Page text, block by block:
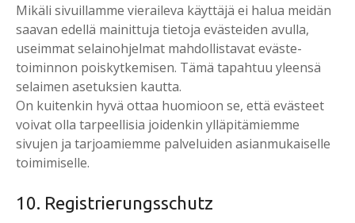
Mikäli sivuillamme vieraileva käyttäjä ei halua meidän
saavan edellä mainittuja tietoja evästeiden avulla,
useimmat selainohjelmat mahdollistavat eväste-
toiminnon poiskytkemisen. Tämä tapahtuu yleensä
selaimen asetuksien kautta.
On kuitenkin hyvä ottaa huomioon se, että evästeet
voivat olla tarpeellisia joidenkin ylläpitämiemme
sivujen ja tarjoamiemme palveluiden asianmukaiselle
toimimiselle.
10. Registrierungsschutz